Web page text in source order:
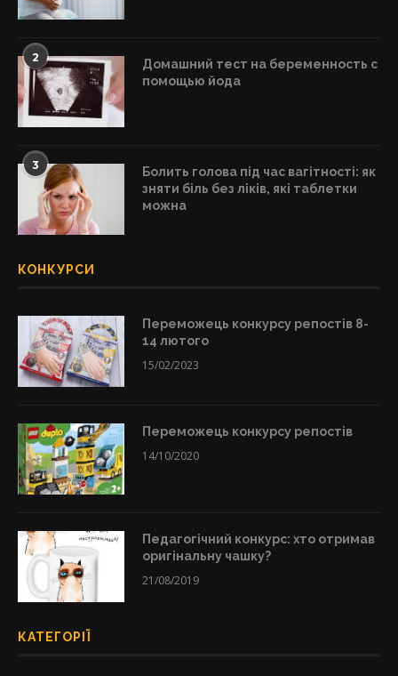
2
Домашний тест на беременность с
помощью йода
3
Болить голова під час вагітності: як
зняти біль без ліків, які таблетки
можна
КОНКУРСИ
Переможець конкурсу репостів 8-
14 лютого
15/02/2023
Переможець конкурсу репостів
14/10/2020
Педагогічний конкурс: хто отримав
оригінальну чашку?
21/08/2019
КАТЕГОРІЇ